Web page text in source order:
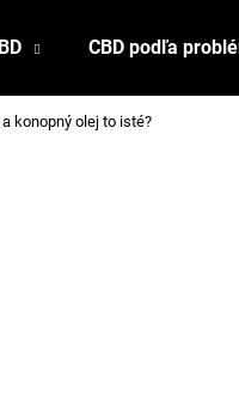
CBD podľa
konopný olej to isté?